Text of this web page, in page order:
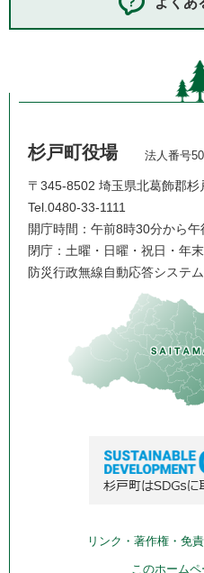
杉戸町役場 法人番号
〒345-8502 埼玉県北葛飾郡
Tel.0480-33-1111
開庁時間：午前8時30分から
閉庁：土曜・日曜・祝日・年
防災行政無線自動応答システ
リンク・著作権・免
このホーム